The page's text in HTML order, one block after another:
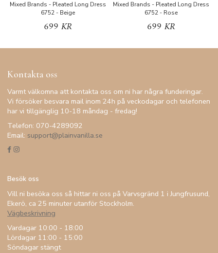
Mixed Brands - Pleated Long Dress
6752 - Beige
699 KR
Mixed Brands - Pleated Long Dress
6752 - Rose
699 KR
Kontakta oss
Varmt välkomna att kontakta oss om ni har några funderingar.
Vi försöker besvara mail inom 24h på veckodagar och telefonen
har vi tillgänglig 10-18 måndag - fredag!
Telefon: 070-4289092
Email: support@plainvanilla.se
Besök oss
Vill ni besöka oss så hittar ni oss på Varvsgränd 1 i Jungfrusund,
Ekerö, ca 25 minuter utanför Stockholm.
Vägbeskrivning
Vardagar 10:00 - 18:00
Lördagar 11:00 - 15:00
Söndagar stängt